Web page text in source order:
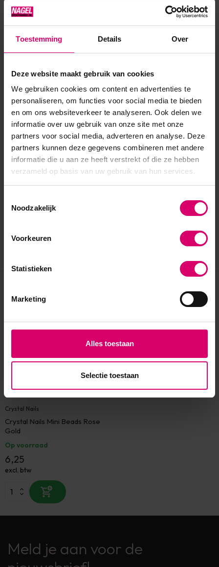
Toestemming Details Over
Deze website maakt gebruik van cookies
We gebruiken cookies om content en advertenties te
personaliseren, om functies voor social media te bieden
en om ons websiteverkeer te analyseren. Ook delen we
informatie over uw gebruik van onze site met onze
partners voor social media, adverteren en analyse. Deze
partners kunnen deze gegevens combineren met andere
informatie die u aan ze heeft verstrekt of die ze hebben
verzameld op basis van uw gebruik van hun services.
Noodzakelijk
Voorkeuren
Statistieken
Marketing
Alles toestaan
Selectie toestaan
Product specificaties
SKU 561551
Crystal Nails
Crystal Nails Mini Beads Rose
Gold
Op voorraad
6,25
excl. btw
Meld je aan voor de